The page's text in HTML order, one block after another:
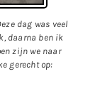
dag was veel
daarna ben ik
zijn we naar
gerecht op: